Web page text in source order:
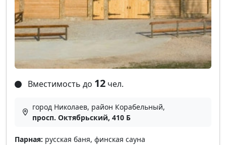
Вместимость до 12 чел.
город Николаев, район Корабельный,
просп. Октябрьский, 410 Б
Парная: русская баня, финская сауна